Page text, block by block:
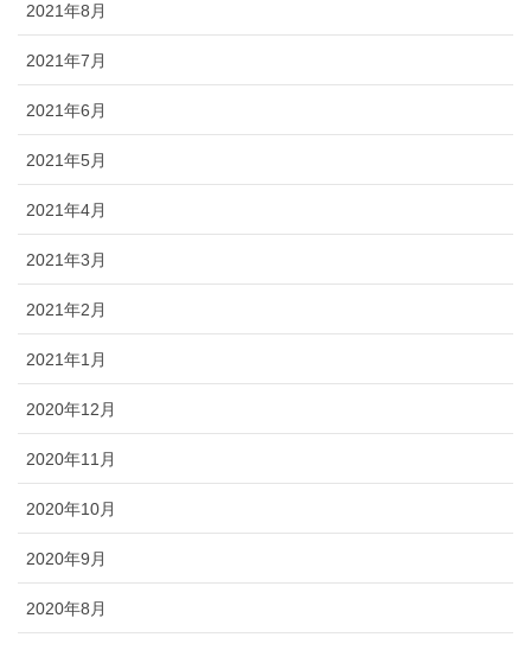
2021年8月
2021年7月
2021年6月
2021年5月
2021年4月
2021年3月
2021年2月
2021年1月
2020年12月
2020年11月
2020年10月
2020年9月
2020年8月